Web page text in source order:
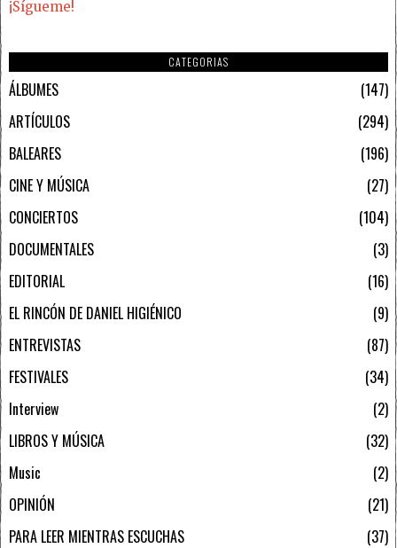
¡Sígueme!
CATEGORIAS
ÁLBUMES
147
ARTÍCULOS
294
BALEARES
196
CINE Y MÚSICA
27
CONCIERTOS
104
DOCUMENTALES
3
EDITORIAL
16
EL RINCÓN DE DANIEL HIGIÉNICO
9
ENTREVISTAS
87
FESTIVALES
34
Interview
2
LIBROS Y MÚSICA
32
Music
2
OPINIÓN
21
PARA LEER MIENTRAS ESCUCHAS
37